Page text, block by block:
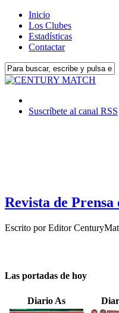
Inicio
Los Clubes
Estadísticas
Contactar
Suscríbete al canal RSS
Revista de Prensa
Escrito porEditor
Las portadas de hoy
Diario As